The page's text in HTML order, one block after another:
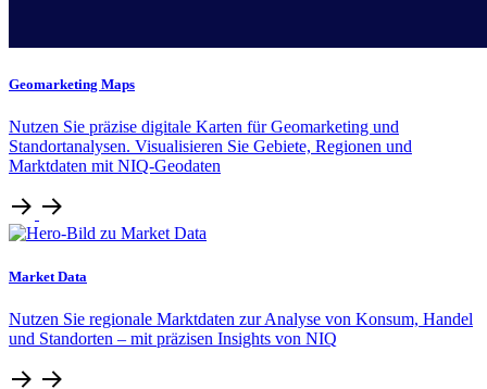
Geomarketing Maps
Nutzen Sie präzise digitale Karten für Geomarketing und
Standortanalysen. Visualisieren Sie Gebiete, Regionen und
Marktdaten mit NIQ-Geodaten
Market Data
Nutzen Sie regionale Marktdaten zur Analyse von Konsum, Handel
und Standorten – mit präzisen Insights von NIQ